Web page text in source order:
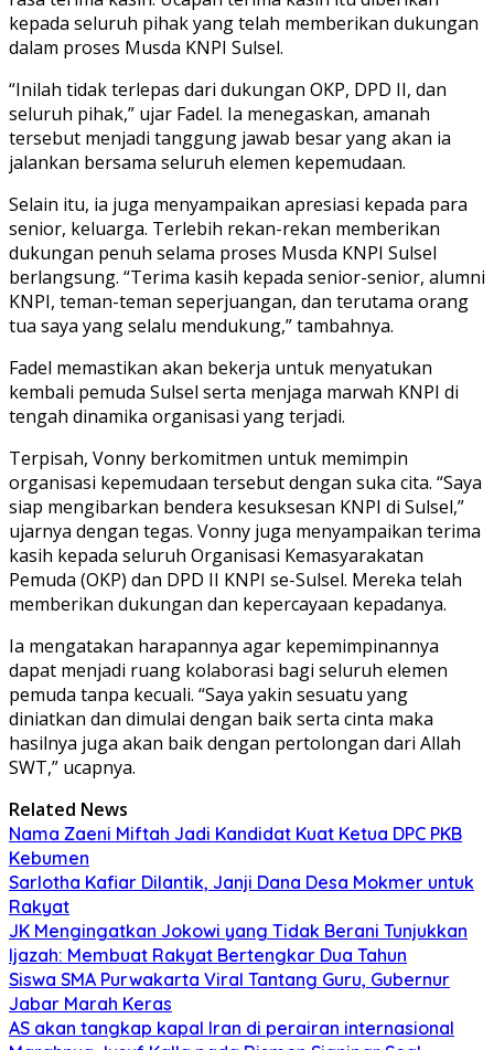
kepada seluruh pihak yang telah memberikan dukungan
dalam proses Musda KNPI Sulsel.
“Inilah tidak terlepas dari dukungan OKP, DPD II, dan
seluruh pihak,” ujar Fadel. Ia menegaskan, amanah
tersebut menjadi tanggung jawab besar yang akan ia
jalankan bersama seluruh elemen kepemudaan.
Selain itu, ia juga menyampaikan apresiasi kepada para
senior, keluarga. Terlebih rekan-rekan memberikan
dukungan penuh selama proses Musda KNPI Sulsel
berlangsung. “Terima kasih kepada senior-senior, alumni
KNPI, teman-teman seperjuangan, dan terutama orang
tua saya yang selalu mendukung,” tambahnya.
Fadel memastikan akan bekerja untuk menyatukan
kembali pemuda Sulsel serta menjaga marwah KNPI di
tengah dinamika organisasi yang terjadi.
Terpisah, Vonny berkomitmen untuk memimpin
organisasi kepemudaan tersebut dengan suka cita. “Saya
siap mengibarkan bendera kesuksesan KNPI di Sulsel,”
ujarnya dengan tegas. Vonny juga menyampaikan terima
kasih kepada seluruh Organisasi Kemasyarakatan
Pemuda (OKP) dan DPD II KNPI se-Sulsel. Mereka telah
memberikan dukungan dan kepercayaan kepadanya.
Ia mengatakan harapannya agar kepemimpinannya
dapat menjadi ruang kolaborasi bagi seluruh elemen
pemuda tanpa kecuali. “Saya yakin sesuatu yang
diniatkan dan dimulai dengan baik serta cinta maka
hasilnya juga akan baik dengan pertolongan dari Allah
SWT,” ucapnya.
Related News
Nama Zaeni Miftah Jadi Kandidat Kuat Ketua DPC PKB
Kebumen
Sarlotha Kafiar Dilantik, Janji Dana Desa Mokmer untuk
Rakyat
JK Mengingatkan Jokowi yang Tidak Berani Tunjukkan
Ijazah: Membuat Rakyat Bertengkar Dua Tahun
Siswa SMA Purwakarta Viral Tantang Guru, Gubernur
Jabar Marah Keras
AS akan tangkap kapal Iran di perairan internasional